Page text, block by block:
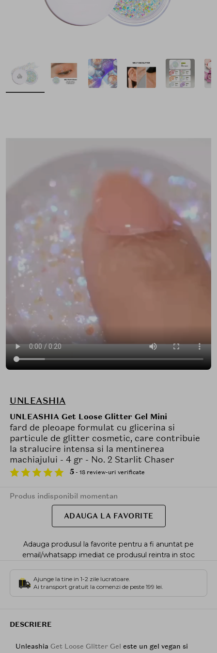
UNLEASHIA
UNLEASHIA Get Loose Glitter Gel Mini
fard de pleoape formulat cu glicerina si
particule de glitter cosmetic, care contribuie
la stralucire intensa si la mentinerea
machiajului - 4 gr - No. 2 Starlit Chaser
5 - 18 review-uri verificate
Produs indisponibil momentan
ADAUGA LA FAVORITE
Adauga produsul la favorite pentru a fi anuntat pe
email/whatsapp imediat ce produsul reintra in stoc
Ajunge la tine in 1-2 zile lucratoare.
Ai transport gratuit la comenzi de peste 199 lei.
DESCRIERE
Unleashia Get Loose Glitter Gel este un gel vegan si